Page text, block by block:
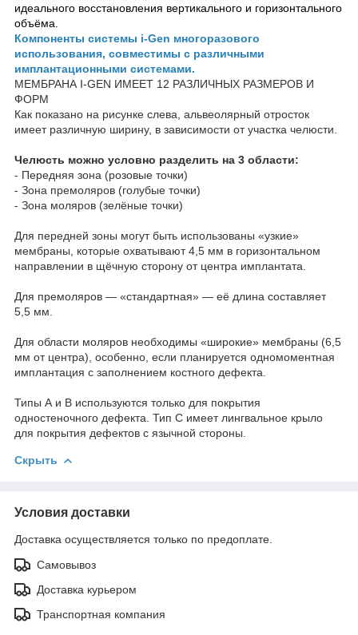
идеального восстановления вертикального и горизонтального
объёма.
Компоненты системы i-Gen многоразового
использования, совместимы с различными
имплантационными системами.
МЕМБРАНА I-GEN ИМЕЕТ 12 РАЗЛИЧНЫХ РАЗМЕРОВ И
ФОРМ
Как показано на рисунке слева, альвеолярный отросток
имеет различную ширину, в зависимости от участка челюсти.
Челюсть можно условно разделить на 3 области:
- Передняя зона (розовые точки)
- Зона премоляров (голубые точки)
- Зона моляров (зелёные точки)
Для передней зоны могут быть использованы «узкие»
мембраны, которые охватывают 4,5 мм в горизонтальном
направлении в щёчную сторону от центра имплантата.
Для премоляров — «стандартная» — её длина составляет
5,5 мм.
Для области моляров необходимы «широкие» мембраны (6,5
мм от центра), особенно, если планируется одномоментная
имплантация с заполнением костного дефекта.
Типы А и В используются только для покрытия
одностеночного дефекта. Тип С имеет лингвальное крыло
для покрытия дефектов с язычной стороны.
Скрыть
Условия доставки
Доставка осуществляется только по предоплате.
Самовывоз
Доставка курьером
Транспортная компания